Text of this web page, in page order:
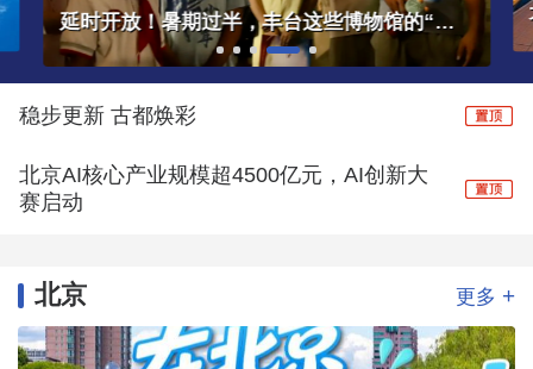
大兴机场临空经济区中欧班列服务中心正式启用
稳步更新 古都焕彩
北京AI核心产业规模超4500亿元，AI创新大
赛启动
北京 更多 +